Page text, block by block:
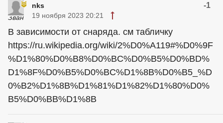
nks -1
19 ноября 2023 20:21
В зависимости от снаряда. см табличку
https://ru.wikipedia.org/wiki/2%D0%A119#%D0%9F
%D1%80%D0%B8%D0%BC%D0%B5%D0%BD%
D1%8F%D0%B5%D0%BC%D1%8B%D0%B5_%D
0%B2%D1%8B%D1%81%D1%82%D1%80%D0%
B5%D0%BB%D1%8B